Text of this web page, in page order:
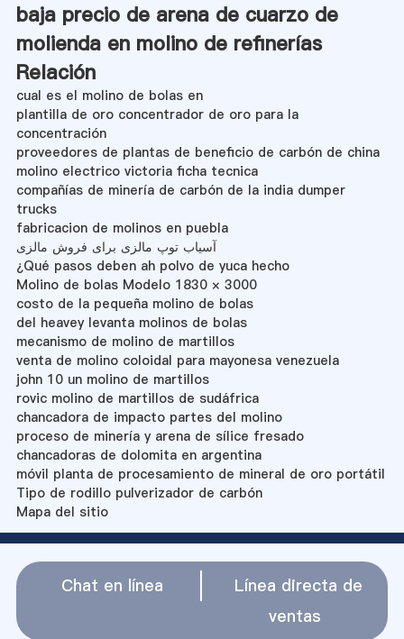
baja precio de arena de cuarzo de
molienda en molino de refinerías
Relación
cual es el molino de bolas en
plantilla de oro concentrador de oro para la
concentración
proveedores de plantas de beneficio de carbón de china
molino electrico victoria ficha tecnica
compañías de minería de carbón de la india dumper
trucks
fabricacion de molinos en puebla
آسیاب توپ مالزی برای فروش مالزی
¿Qué pasos deben ah polvo de yuca hecho
Molino de bolas Modelo 1830 × 3000
costo de la pequeña molino de bolas
del heavey levanta molinos de bolas
mecanismo de molino de martillos
venta de molino coloidal para mayonesa venezuela
john 10 un molino de martillos
rovic molino de martillos de sudáfrica
chancadora de impacto partes del molino
proceso de minería y arena de sílice fresado
chancadoras de dolomita en argentina
móvil planta de procesamiento de mineral de oro portátil
Tipo de rodillo pulverizador de carbón
Mapa del sitio
Chat en línea
Línea directa de
ventas